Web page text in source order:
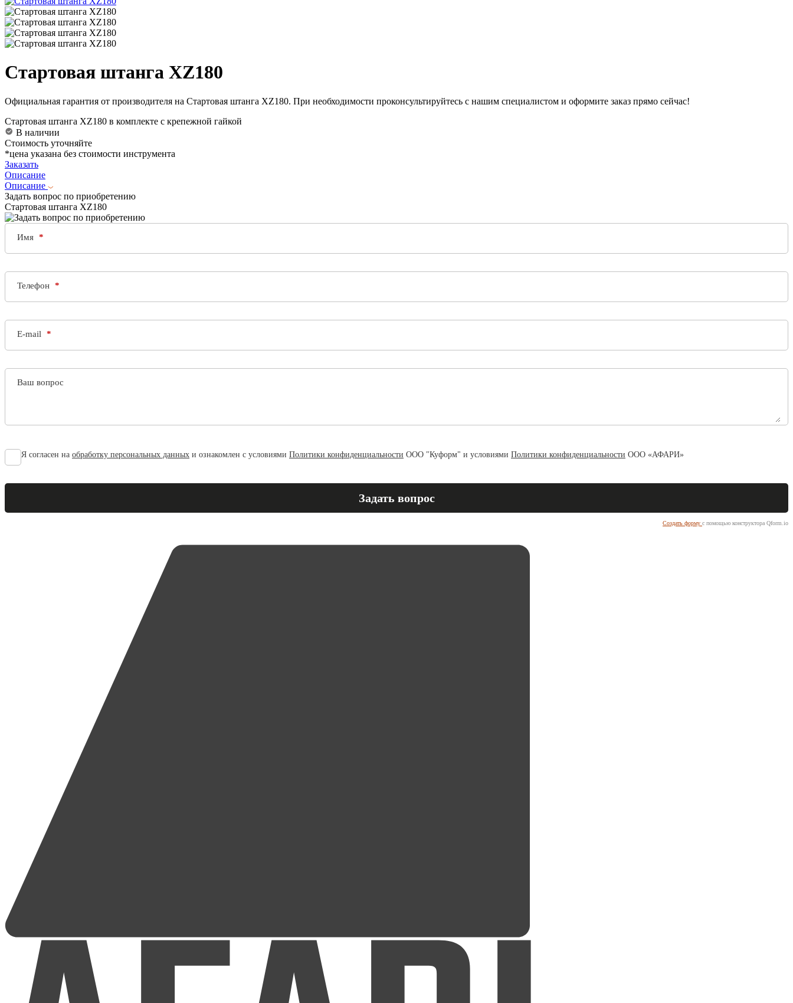
Стартовая штанга XZ180
Официальная гарантия от производителя на Стартовая штанга XZ180. При необходимости проконсультируйтесь с нашим специалистом и оформите заказ прямо сейчас!
Стартовая штанга XZ180 в комплекте с крепежной гайкой
В наличии
Стоимость уточняйте
*цена указана без стоимости инструмента
Заказать
Описание
Описание
Задать вопрос по приобретению
Стартовая штанга XZ180
Имя
Телефон
E-mail
Ваш вопрос
Я согласен на обработку персональных данных и ознакомлен с условиями Политики конфиденциальности ООО "Куформ" и условиями Политики конфиденциальности ООО «АФАРИ»
Создать форму с помощью конструктора Qform.io